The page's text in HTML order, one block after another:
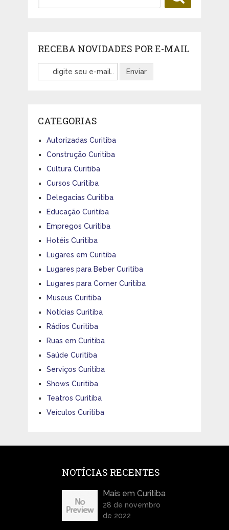
RECEBA NOVIDADES POR E-MAIL
CATEGORIAS
Autorizadas Curitiba
Construção Curitiba
Cultura Curitiba
Cursos Curitiba
Delegacias Curitiba
Educação Curitiba
Empregos Curitiba
Hotéis Curitiba
Lugares em Curitiba
Lugares para Beber Curitiba
Lugares para Comer Curitiba
Museus Curitiba
Notícias Curitiba
Rádios Curitiba
Ruas em Curitiba
Saúde Curitiba
Serviços Curitiba
Shows Curitiba
Teatros Curitiba
Veículos Curitiba
NOTÍCIAS RECENTES
Mais em Curitiba
28 de novembro
de 2022